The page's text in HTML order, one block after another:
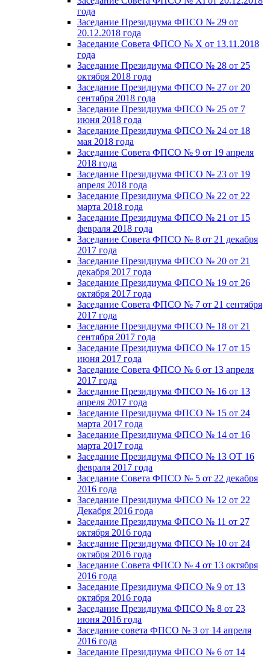
года
Заседание Президиума ФПСО № 29 от
20.12.2018 года
Заседание Совета ФПСО № X от 13.11.2018
года
Заседание Президиума ФПСО № 28 от 25
октября 2018 года
Заседание Президиума ФПСО № 27 от 20
сентября 2018 года
Заседание Президиума ФПСО № 25 от 7
июня 2018 года
Заседание Президиума ФПСО № 24 от 18
мая 2018 года
Заседание Совета ФПСО № 9 от 19 апреля
2018 года
Заседание Президиума ФПСО № 23 от 19
апреля 2018 года
Заседание Президиума ФПСО № 22 от 22
марта 2018 года
Заседание Президиума ФПСО № 21 от 15
февраля 2018 года
Заседание Совета ФПСО № 8 от 21 декабря
2017 года
Заседание Президиума ФПСО № 20 от 21
декабря 2017 года
Заседание Президиума ФПСО № 19 от 26
октября 2017 года
Заседание Совета ФПСО № 7 от 21 сентября
2017 года
Заседание Президиума ФПСО № 18 от 21
сентября 2017 года
Заседание Президиума ФПСО № 17 от 15
июня 2017 года
Заседание Совета ФПСО № 6 от 13 апреля
2017 года
Заседание Президиума ФПСО № 16 от 13
апреля 2017 года
Заседание Президиума ФПСО № 15 от 24
марта 2017 года
Заседание Президиума ФПСО № 14 от 16
марта 2017 года
Заседание Президиума ФПСО № 13 ОТ 16
февраля 2017 года
Заседание Совета ФПСО № 5 от 22 декабря
2016 года
Заседание Президиума ФПСО № 12 от 22
Декабря 2016 года
Заседание Президиума ФПСО № 11 от 27
октября 2016 года
Заседание Президиума ФПСО № 10 от 24
октября 2016 года
Заседание Совета ФПСО № 4 от 13 октября
2016 года
Заседание Президиума ФПСО № 9 от 13
октября 2016 года
Заседание Президиума ФПСО № 8 от 23
июня 2016 года
Заседание совета ФПСО № 3 от 14 апреля
2016 года
Заседание Президиума ФПСО № 6 от 14